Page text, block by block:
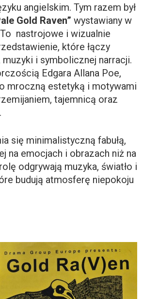
angielskim. Tym razem był
Gold Raven” wystawiany w
nastrojowe i wizualnie
które łączy
i symbolicznej narracji.
Edgara Allana Poe,
mroczną estetyką i motywami
tajemnicą oraz
się minimalistyczną fabułą,
na emocjach i obrazach niż na
odgrywają muzyka, światło i
budują atmosferę niepokoju